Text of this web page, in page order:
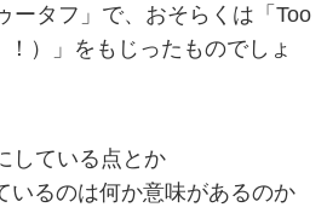
ータフ」で、おそらくは「Too
）」をもじったものでしょ
している点とか
いるのは何か意味があるのか